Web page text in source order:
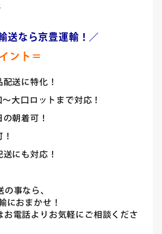
送なら京豊運輸！／
ント＝
送に特化！
大口ロットまで対応！
朝着可！
にも対応！
事なら、
におまかせ！
お電話よりお気軽にご相談くださ